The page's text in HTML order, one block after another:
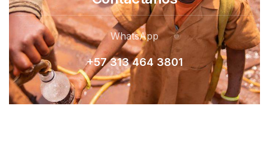
WhatsApp
+57 313 464 3801